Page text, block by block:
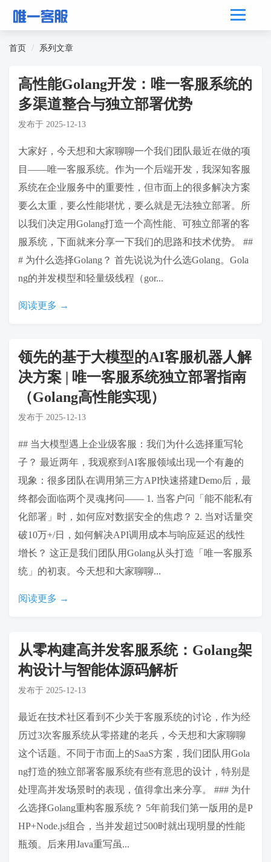
首页 系列文章
高性能Golang开发：唯一客服系统的
多渠道整合与独立部署优势
发布于 2025-12-13
大家好，今天想和大家聊聊一个我们团队最近在做的项
目——唯一客服系统。作为一个后端开发，我深知客服
系统在企业服务中的重要性，但市面上的很多解决方案
要么太重，要么性能堪忧，要么就是无法独立部署。所
以我们决定用Golang打造一个高性能、可独立部署的客
服系统，下面就来分享一下我们的思路和技术优势。 ##
# 为什么选择Golang？ 首先说说为什么选Golang。Gola
ng的并发模型和轻量级线程（gor...
阅读更多 →
领先的基于大模型的AI客服机器人解
决方案 | 唯一客服系统独立部署指南
（Golang高性能实现）
发布于 2025-12-13
## 当大模型遇上企业级客服：我们为什么选择重写轮
子？ 最近两年，我观察到AI客服领域出现一个有趣的
现象：很多团队在调用第三方API快速搭建Demo后，最
终都会面临两个灵魂拷问—— 1. 当客户问「能不能私有
化部署」时，如何应对数据安全的焦虑？ 2. 当对话量突
破10万+/日，如何解决API调用成本与响应延迟的线性
增长？ 这正是我们团队用Golang从头打造「唯一客服系
统」的初衷。今天想和大家聊聊...
阅读更多 →
从零构建高并发客服系统：Golang架
构设计与智能体源码解析
发布于 2025-12-13
最近在技术社区看到不少关于客服系统的讨论，作为经
历过3次客服系统从零搭建的老兵，今天想和大家聊聊
这个话题。不同于市面上的SaaS方案，我们团队用Gola
ng打造的独立部署客服系统有些有意思的设计，特别是
处理高并发场景时的表现，值得拿出来分享。 ### 为什
么选择Golang重构客服系统？ 5年前我们第一版用的是P
HP+Node.js组合，当并发超过500时就出现明显的性能
瓶颈。后来用Java重写虽...